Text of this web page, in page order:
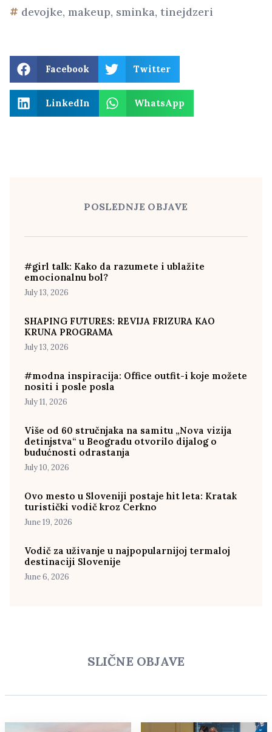
devojke, makeup, sminka, tinejdzeri
Facebook Twitter
LinkedIn WhatsApp
POSLEDNJE OBJAVE
#girl talk: Kako da razumete i ublažite
emocionalnu bol?
July 13, 2026
SHAPING FUTURES: REVIJA FRIZURA KAO
KRUNA PROGRAMA
July 13, 2026
#modna inspiracija: Office outfit-i koje možete
nositi i posle posla
July 11, 2026
Više od 60 stručnjaka na samitu „Nova vizija
detinjstva“ u Beogradu otvorilo dijalog o
budućnosti odrastanja
July 10, 2026
Ovo mesto u Sloveniji postaje hit leta: Kratak
turistički vodič kroz Cerkno
June 19, 2026
Vodič za uživanje u najpopularnijoj termaloj
destinaciji Slovenije
June 6, 2026
SLIČNE OBJAVE